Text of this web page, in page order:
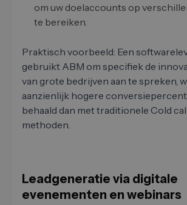
om uw doelaccounts op
te bereiken.
Praktisch voorbeeld: Een
gebruikt ABM om specifiek de
van grote bedrijven aan te spreken,
aanzienlijk hogere
behaald dan met traditionele Cold
methoden.
Leadgeneratie via digitale
evenementen en webinars